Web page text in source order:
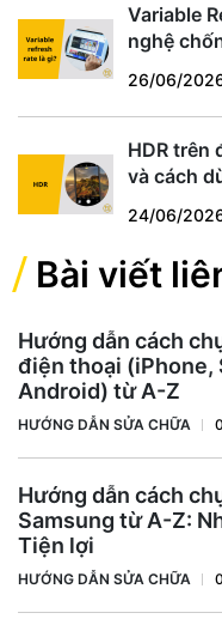
Variable
nghệ
26/06/
HDR trên
và cách
24/06/
Bài viết
Hướng dẫn cách
điện thoại (iPhone,
Android) từ A-Z
HƯỚNG DẪN SỬA CHỮA
Hướng dẫn cách
Samsung từ A-Z:
Tiện lợi
HƯỚNG DẪN SỬA CHỮA